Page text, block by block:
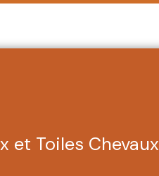
et Toiles Chevaux